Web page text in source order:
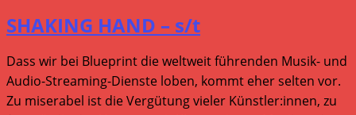
SHAKING HAND – s/t
Dass wir bei Blueprint die weltweit führenden Musik- und
Audio-Streaming-Dienste loben, kommt eher selten vor.
Zu miserabel ist die Vergütung vieler Künstler:innen, zu